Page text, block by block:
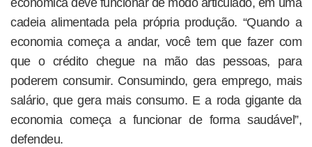
cadeia alimentada pela própria produção. “Quando a
economia começa a andar, você tem que fazer com
que o crédito chegue na mão das pessoas, para
poderem consumir. Consumindo, gera emprego, mais
salário, que gera mais consumo. E a roda gigante da
economia começa a funcionar de forma saudável”,
defendeu.